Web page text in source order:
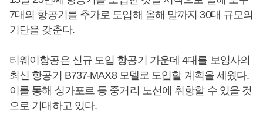
7대의 항공기를 추가로 도입해 올해 말까지 30대 규모의
기단을 갖춘다.
티웨이항공은 신규 도입 항공기 가운데 4대를 보잉사의
최신 항공기 B737-MAX8 모델로 도입할 계획을 세웠다.
이를 통해 싱가포르 등 중거리 노선에 취항할 수 있을 것
으로 기대하고 있다.